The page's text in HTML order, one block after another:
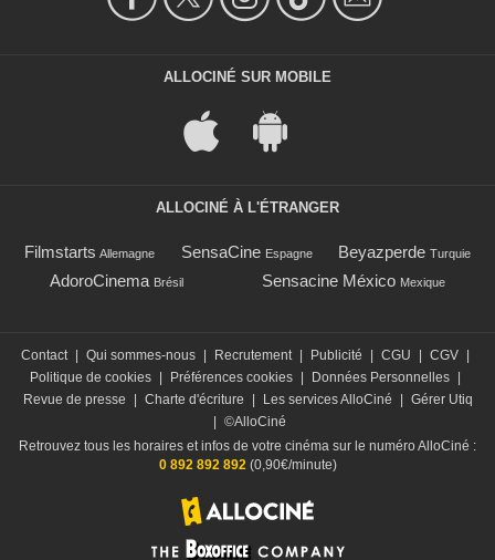
ALLOCINÉ SUR MOBILE
ALLOCINÉ À L'ÉTRANGER
Filmstarts Allemagne SensaCine Espagne Beyazperde Turquie
AdoroCinema Brésil Sensacine México Mexique
Contact Qui sommes-nous Recrutement Publicité CGU CGV
Politique de cookies
Préférences cookies Données Personnelles
Revue de presse
Charte d'écriture Les services AlloCiné
Gérer Utiq
©AlloCiné
Retrouvez tous les horaires et infos de votre cinéma sur le numéro AlloCiné :
0 892 892 892(0,90€/minute)